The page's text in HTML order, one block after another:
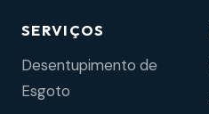
SERVIÇOS
Desentupimento de
Esgoto